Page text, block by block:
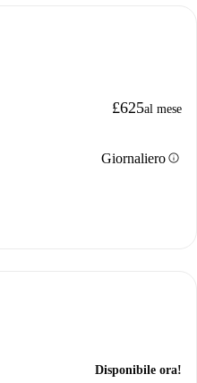
£625al mese
Giornalieroinfo
Disponibile ora!